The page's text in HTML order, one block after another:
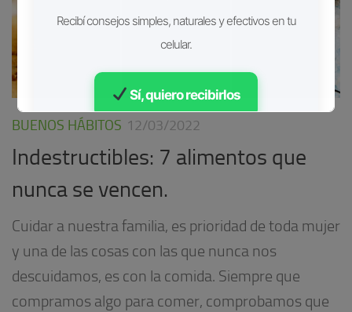
BUENOS HÁBITOS 12/03/2022
Indestructibles: 7 alimentos que
nunca se vencen.
Cuidar a nuestra familia, es prioridad de toda mujer
y una de las cosas con las que nunca nos
descuidamos, es con la comida. Siempre que
compramos algo para comer, comprobamos que
Recibí consejos simples, naturales y efectivos en tu
celular.
Sí, quiero recibirlos